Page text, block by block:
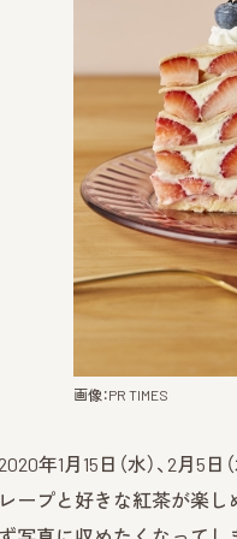
画像：PR TIMES
年1月15日（水）、2月5日
プと好きな紅茶が楽し